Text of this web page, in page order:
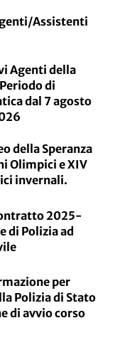
Assistenti
Agenti della
di
dal 7 agosto
della Speranza
Olimpici e XIV
invernali.
2025-
di Polizia ad
per
Polizia di Stato
di avvio corso